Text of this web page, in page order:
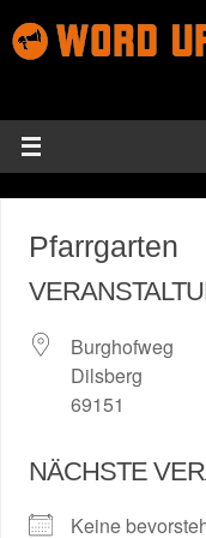
Pfarrgarten
Burghofweg
Dilsberg
69151
NÄCHSTE
Keine